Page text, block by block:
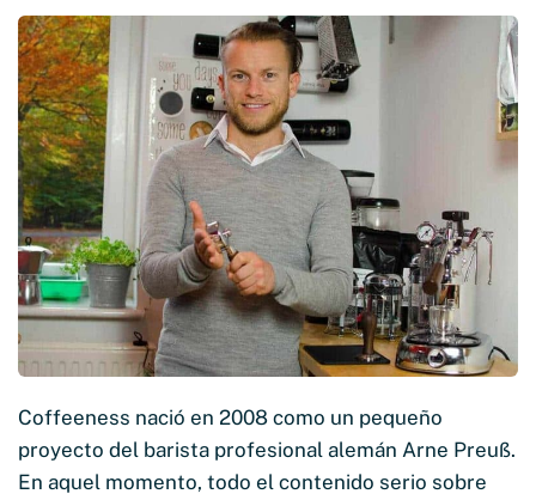
Coffeeness nació en 2008 como un pequeño
proyecto del barista profesional alemán Arne Preuß.
En aquel momento, todo el contenido serio sobre